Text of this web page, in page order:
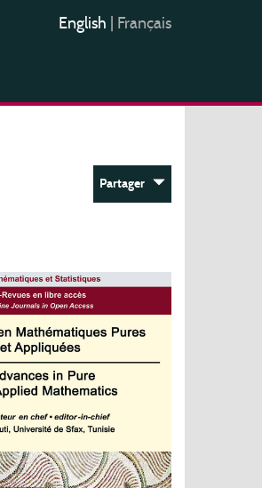
English Français
Partager